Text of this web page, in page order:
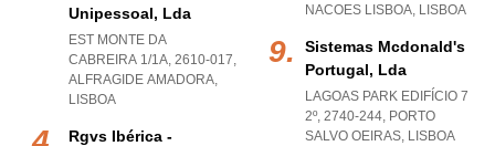
Unipessoal, Lda
EST MONTE DA
CABREIRA 1/1A, 2610-017,
ALFRAGIDE AMADORA,
LISBOA
Rgvs Ibérica -
NACOES LISBOA, LISBOA
Sistemas Mcdonald's
Portugal, Lda
LAGOAS PARK EDIFÍCIO 7
2º, 2740-244, PORTO
SALVO OEIRAS, LISBOA